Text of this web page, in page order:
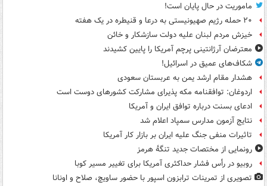
ماموریت در حال پایان است!
۲۰ حمله رژیم صهیونیستی به درعا و قنیطره در یک هفته
خیزش مردم لبنان علیه دولت سازشکار و خائن
معترضان آرژانتینی پرچم آمریکا را پایین کشیدند
شکاف‌های عمیق در اسرائیل!
هشدار مقام ارشد یمن به عربستان سعودی
اردوغان: توافقنامه مکه پذیرای مشارکت کشورهای دوست است
ادعای بسنت درباره توافق ایران و آمریکا
نتایج آزمون مدارس سمپاد اعلام شد
تاثیرات منفی جنگ علیه ایران بر بازار کار آمریکا
رونمایی از مختصات جدید تنگۀ هرمز
روبیو در رأس فشار حداکثری آمریکا برای تغییر مسیر کوبا
تصویری از تمرینات ترابزون اسپور با حضور ساویچ، صلاح و اونانا